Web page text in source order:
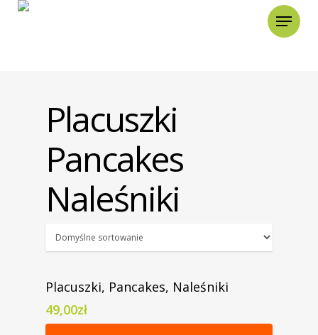
Placuszki
Pancakes
Naleśniki
Zamów Teraz
Placuszki, Pancakes, Naleśniki
49,00zł